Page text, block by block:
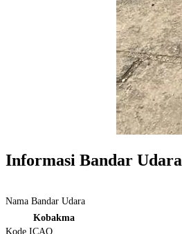
Informasi Bandar Udara
Nama Bandar Udara
Kobakma
Kode ICAO